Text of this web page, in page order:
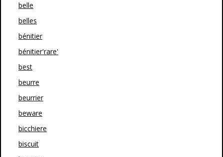
belle
belles
bénitier
bénitier'rare'
best
beurre
beurrier
beware
bicchiere
biscuit